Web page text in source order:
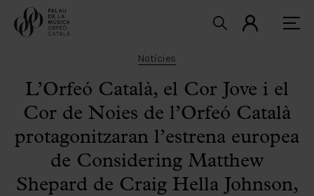
Notícies
L’Orfeó Català, el Cor Jove i el
Cor de Noies de l’Orfeó Català
protagonitzaran l’estrena europea
de Considering Matthew
Shepard de Craig Hella Johnson,